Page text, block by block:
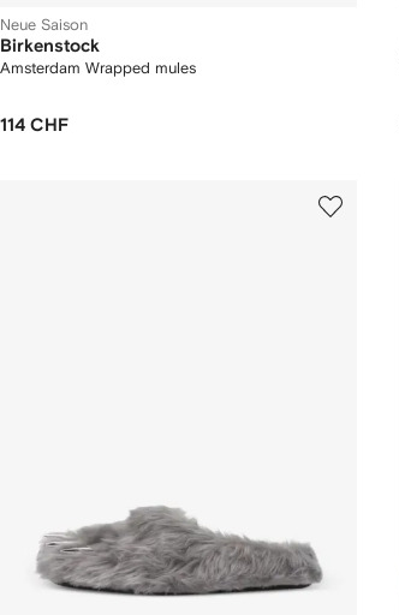
Neue Saison
Birkenstock
Amsterdam Wrapped mules
114 CHF